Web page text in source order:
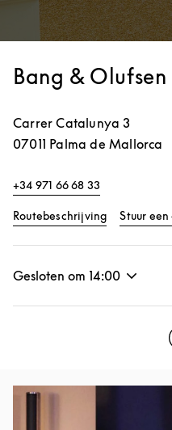
Bang &
Carrer Catalunya 3
07011 Palma de Mallorca
+34 971 66 68 33
RoutebeschrijvingLink Opens
Stuur
Gesloten om 14:00
Afbeelding van evenement